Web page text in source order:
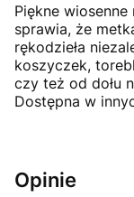
Piękne
sprawia, że
rękodzieła
koszyczek,
czy też od dołu
Dostępna w
Opinie